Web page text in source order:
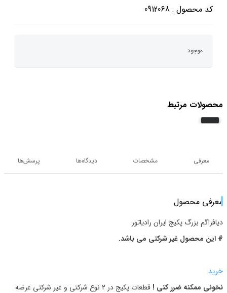
کد محصول : 0912068
موجود
محصولات مرتبط
معرفی مشخصات دیدگاه‌ها پرسش‌ها
معرفی محصول
دیافراگم بزرگ‎‎‎‎ پکیج ایران رادیاتور
# این محصول غیر شرکتی می باشد.
خرید
نخونی ممکنه ضرر کنی !
قطعات پکیج در 2 نوع شرکتی و غیر شرکتی عرضه